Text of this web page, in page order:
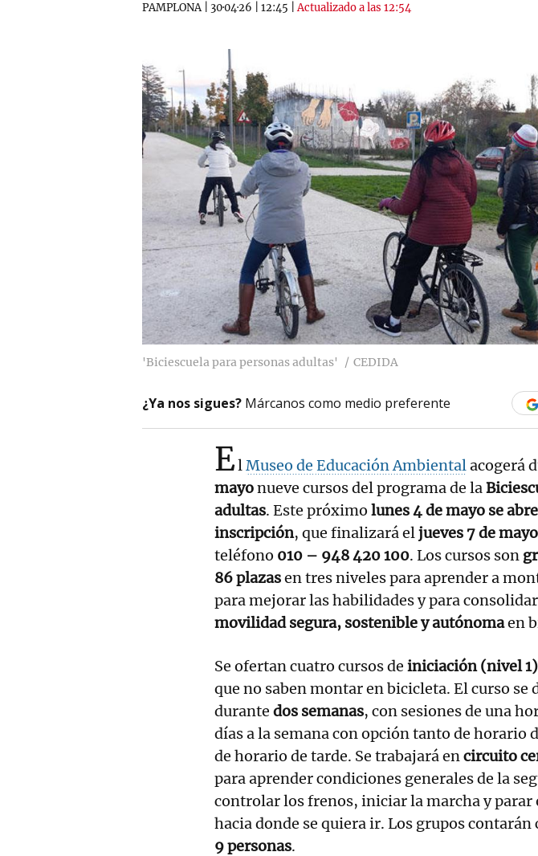
PAMPLONA| 30·04·26 12:45 |Actualizado a las 12:54
'Biciescuela para personas adultas' CEDIDA
¿Ya nos sigues? Márcanos como medio preferente
ElMuseo de Educación Ambientalacogerá
mayonueve cursos del programa de la
adultas. Este próximo lunes 4 de mayo se
inscripción, que finalizará eljueves 7 de mayo
teléfono 010 – 948 420 100. Los cursos son
86 plazasen tres niveles para aprender a
para mejorar las habilidades y para
movilidad segura, sostenible y autónomaen
Se ofertan cuatro cursos de iniciación (nivel 1)
que no saben montar en bicicleta. El curso se
durante dos semanas, con sesiones de una
días a la semana con opción tanto de horario
de horario de tarde. Se trabajará encircuito
para aprender condiciones generales de la
controlar los frenos, iniciar la marcha y
hacia donde se quiera ir. Los grupos
9 personas.